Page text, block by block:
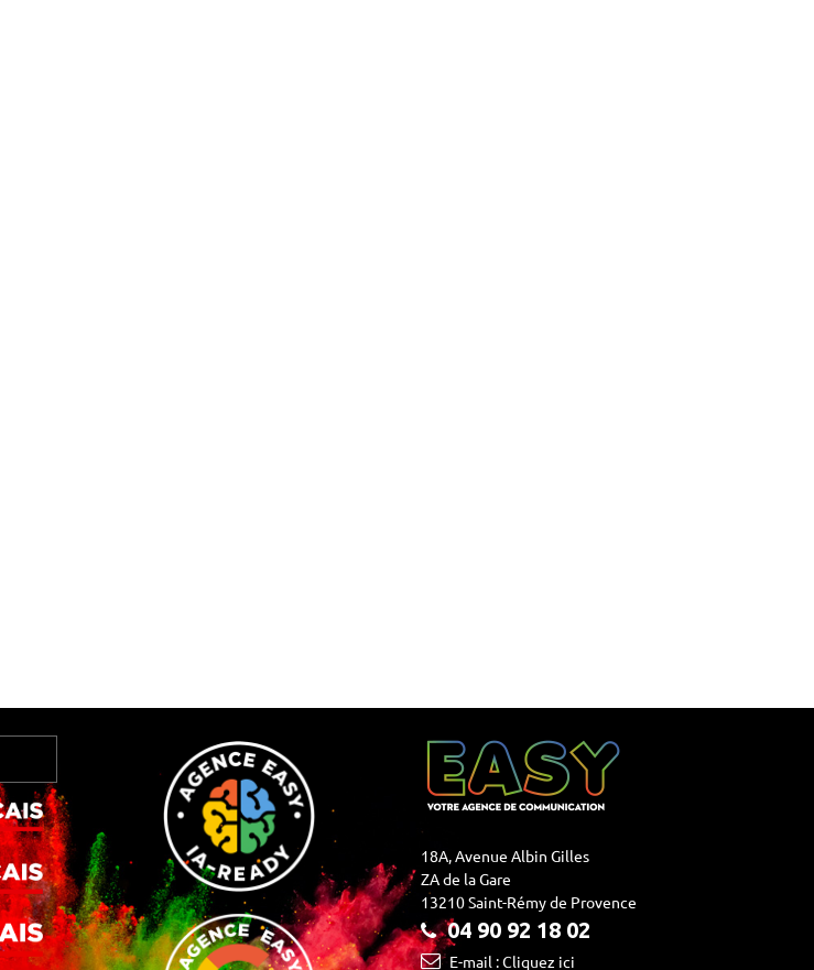
18A, Avenue Albin Gilles
ZA de la Gare
13210 Saint-Rémy de Provence
04 90 92 18 02
E-mail : Cliquez ici